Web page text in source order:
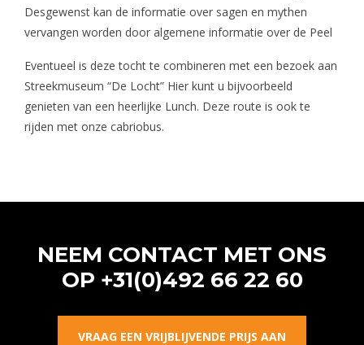
Desgewenst kan de informatie over sagen en mythen
vervangen worden door algemene informatie over de Peel
Eventueel is deze tocht te combineren met een bezoek aan
Streekmuseum “De Locht” Hier kunt u bijvoorbeeld
genieten van een heerlijke Lunch. Deze route is ook te
rijden met onze cabriobus.
NEEM CONTACT MET ONS
OP +31(0)492 66 22 60
VRAAG EEN VRIJBLIJVENDE PRIJS AAN